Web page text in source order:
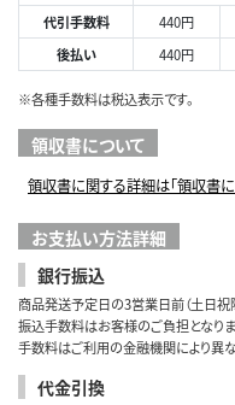
代引手数料
440円
後払い
440円
※各種手数料は税込表示です。
領収書について
領収書に関する詳細は「領収書に
お支払い方法詳細
銀行振込
商品発送予定日の3営業日前（土日祝
振込手数料はお客様のご負担となりま
手数料はご利用の金融機関により異な
代金引換